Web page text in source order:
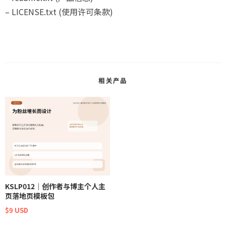
– LICENSE.txt (使用许可条款)
相关产品
KSLP012｜创作者与博主个人主
页落地页模板包
$9 USD